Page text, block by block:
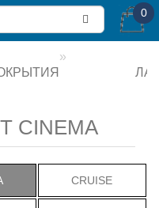
0
CINEMA
CRUISE